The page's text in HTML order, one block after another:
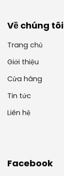
Về chúng tôi
Trang chủ
Giới thiệu
Cửa hàng
Tin tức
Liên hệ
Facebook